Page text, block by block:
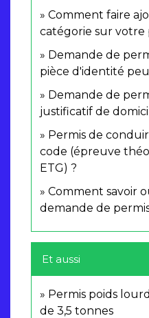
Comment faire
catégorie sur votre
Demande de
pièce d'identité
Demande de
justificatif de
Permis de
code (épreuve
ETG) ?
Comment savoir
demande de
Et aussi
Permis poids
de 3,5 tonnes